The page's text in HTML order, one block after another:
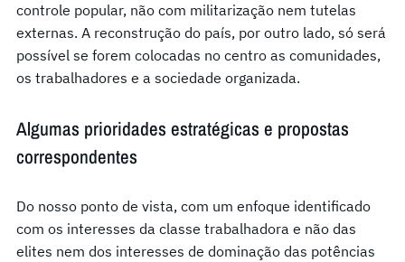
controle popular, não com militarização nem tutelas
externas. A reconstrução do país, por outro lado, só será
possível se forem colocadas no centro as comunidades,
os trabalhadores e a sociedade organizada.
Algumas prioridades estratégicas e propostas
correspondentes
Do nosso ponto de vista, com um enfoque identificado
com os interesses da classe trabalhadora e não das
elites nem dos interesses de dominação das potências